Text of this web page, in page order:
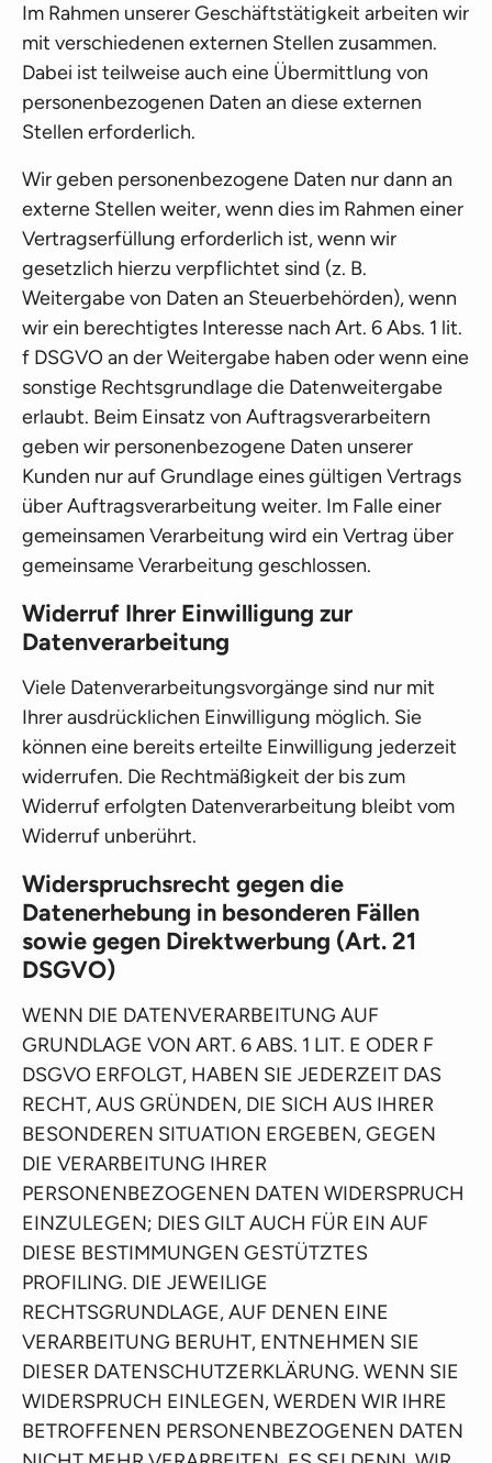
Im Rahmen unserer Geschäftstätigkeit arbeiten wir
mit verschiedenen externen Stellen zusammen.
Dabei ist teilweise auch eine Übermittlung von
personenbezogenen Daten an diese externen
Stellen erforderlich.
Wir geben personenbezogene Daten nur dann an
externe Stellen weiter, wenn dies im Rahmen einer
Vertragserfüllung erforderlich ist, wenn wir
gesetzlich hierzu verpflichtet sind (z. B.
Weitergabe von Daten an Steuerbehörden), wenn
wir ein berechtigtes Interesse nach Art. 6 Abs. 1 lit.
f DSGVO an der Weitergabe haben oder wenn eine
sonstige Rechtsgrundlage die Datenweitergabe
erlaubt. Beim Einsatz von Auftragsverarbeitern
geben wir personenbezogene Daten unserer
Kunden nur auf Grundlage eines gültigen Vertrags
über Auftragsverarbeitung weiter. Im Falle einer
gemeinsamen Verarbeitung wird ein Vertrag über
gemeinsame Verarbeitung geschlossen.
Widerruf Ihrer Einwilligung zur
Datenverarbeitung
Viele Datenverarbeitungsvorgänge sind nur mit
Ihrer ausdrücklichen Einwilligung möglich. Sie
können eine bereits erteilte Einwilligung jederzeit
widerrufen. Die Rechtmäßigkeit der bis zum
Widerruf erfolgten Datenverarbeitung bleibt vom
Widerruf unberührt.
Widerspruchsrecht gegen die
Datenerhebung in besonderen Fällen
sowie gegen Direktwerbung (Art. 21
DSGVO)
WENN DIE DATENVERARBEITUNG AUF
GRUNDLAGE VON ART. 6 ABS. 1 LIT. E ODER F
DSGVO ERFOLGT, HABEN SIE JEDERZEIT DAS
RECHT, AUS GRÜNDEN, DIE SICH AUS IHRER
BESONDEREN SITUATION ERGEBEN, GEGEN
DIE VERARBEITUNG IHRER
PERSONENBEZOGENEN DATEN WIDERSPRUCH
EINZULEGEN; DIES GILT AUCH FÜR EIN AUF
DIESE BESTIMMUNGEN GESTÜTZTES
PROFILING. DIE JEWEILIGE
RECHTSGRUNDLAGE, AUF DENEN EINE
VERARBEITUNG BERUHT, ENTNEHMEN SIE
DIESER DATENSCHUTZERKLÄRUNG. WENN SIE
WIDERSPRUCH EINLEGEN, WERDEN WIR IHRE
BETROFFENEN PERSONENBEZOGENEN DATEN